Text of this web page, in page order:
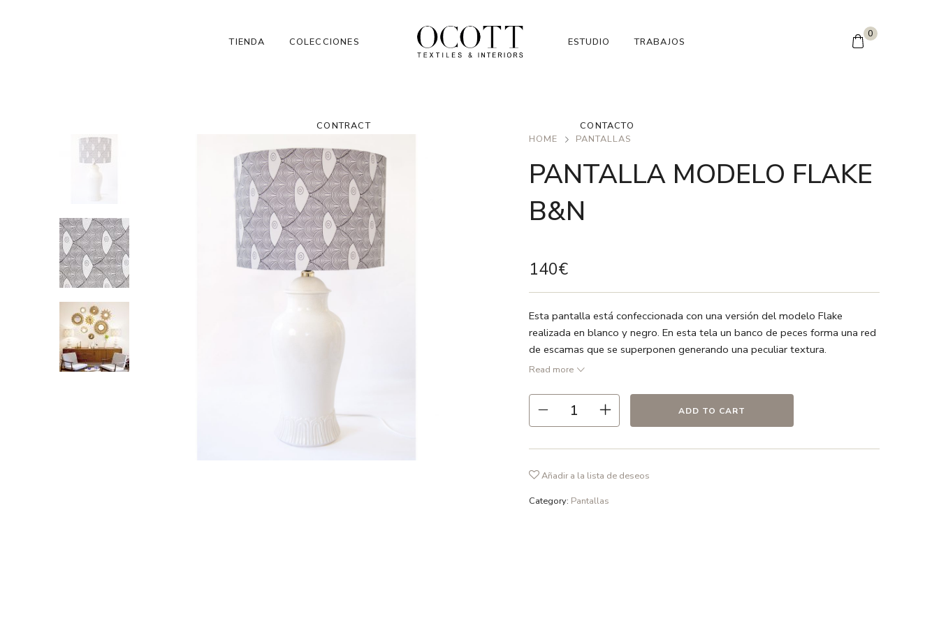
TIENDA COLECCIONES
CONTRACT
ESTUDIO TRABAJOS
CONTACTO
0
HOME PANTALLAS
PANTALLA MODELO FLAKE
B&N
140€
Esta pantalla está confeccionada con una versión del modelo Flake
realizada en blanco y negro. En esta tela un banco de peces forma una red
de escamas que se superponen generando una peculiar textura.
● Dimensiones: 40 cm diametro x 27 cm altura
● Exterior: Tela 55% lino 45% algodón
● Interior: Vinilo translúcido
Read more
ADD TO CART
Añadir a la lista de deseos
Category: Pantallas